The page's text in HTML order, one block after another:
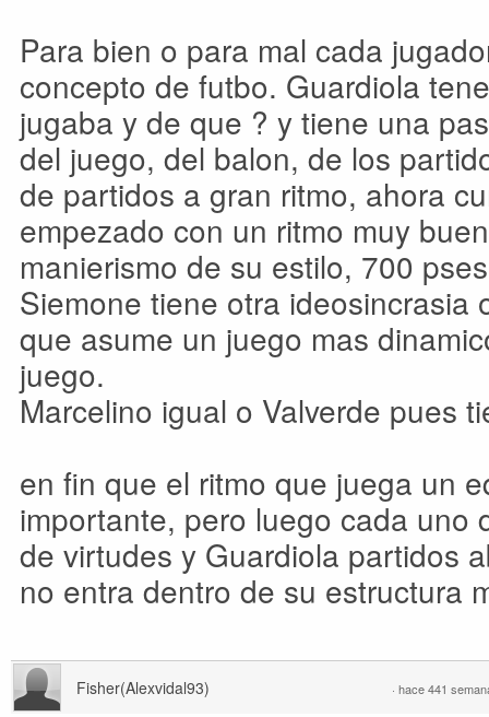
Para bien o para mal cada
concepto de futbo. Guardiola
jugaba y de que ? y tiene una
del juego, del balon, de los
de partidos a gran ritmo, ahora
empezado con un ritmo muy
manierismo de su estilo, 700
Siemone tiene otra ideosincrasia
que asume un juego mas
juego.
Marcelino igual o Valverde pues
en fin que el ritmo que juega un
importante, pero luego cada uno
de virtudes y Guardiola partidos
no entra dentro de su estructura
Fisher(Alexvidal93) · hace 441